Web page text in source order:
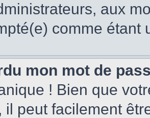
aux
comme étant
mon mot de
! Bien que
il peut facilement